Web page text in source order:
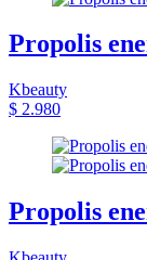
Propolis
Kbeauty
$ 2.980
Propolis